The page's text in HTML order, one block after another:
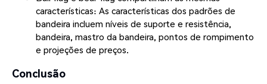
características: As características dos padrões de
bandeira incluem níveis de suporte e resistência,
bandeira, mastro da bandeira, pontos de rompimento
e projeções de preços.
Conclusão